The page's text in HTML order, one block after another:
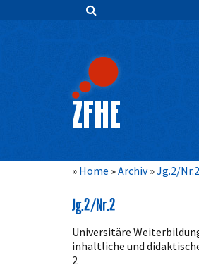
Zum
Hauptnavigation
Home Archiv Jg.2/Nr.2
Jg.2/Nr.2
Universitäre
inhaltliche und
2